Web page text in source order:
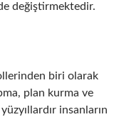
değiştirmektedir.
biri olarak
plan kurma ve
insanların